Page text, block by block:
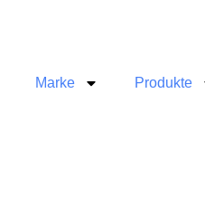
Marke Produkte